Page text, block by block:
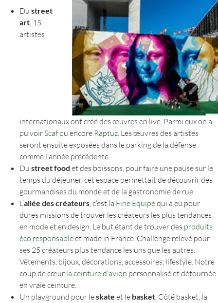
Du street
art , 15
artistes
internationaux ont créé des œuvres en live. Parmi eux on a
pu voir Scafou encore Raptuz. Les œuvres des artistes
seront ensuite exposées dans le parking de la défense
comme l’année précédente.
Du street food et des boissons, pour faire une pause sur le
temps du déjeuner, cet espace permettait de découvrir des
gourmandises du monde et de la gastronomie de rue.
L’allée des créateurs, c’est la Fine Equipequi a eu pour
dures missions de trouver les créateurs les plus tendances
en mode et en design. Le but étant de trouver des produits
éco responsableet made in France. Challenge relevé pour
ses 25 créateurs plus tendance les uns que les autres.
Vêtements, bijoux, décorations, accessoires, lifestyle. Notre
coup de cœur la ceinture d’avion personnalisé et détournée
en vraie ceinture.
Un playground pour leskate et le basket. Côté basket, la